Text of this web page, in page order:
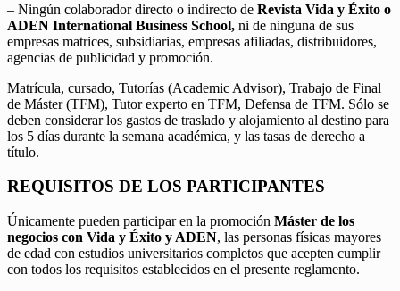
– Ningún colaborador directo o indirecto de Revista Vida y Éxito o
ADEN International Business School, ni de ninguna de sus
empresas matrices, subsidiarias, empresas afiliadas, distribuidores,
agencias de publicidad y promoción.
Matrícula, cursado, Tutorías (Academic Advisor), Trabajo de Final
de Máster (TFM), Tutor experto en TFM, Defensa de TFM. Sólo se
deben considerar los gastos de traslado y alojamiento al destino para
los 5 días durante la semana académica, y las tasas de derecho a
título.
REQUISITOS DE LOS PARTICIPANTES
Únicamente pueden participar en la promoción Máster de los
negocios con Vida y Éxito y ADEN, las personas físicas mayores
de edad con estudios universitarios completos que acepten cumplir
con todos los requisitos establecidos en el presente reglamento.